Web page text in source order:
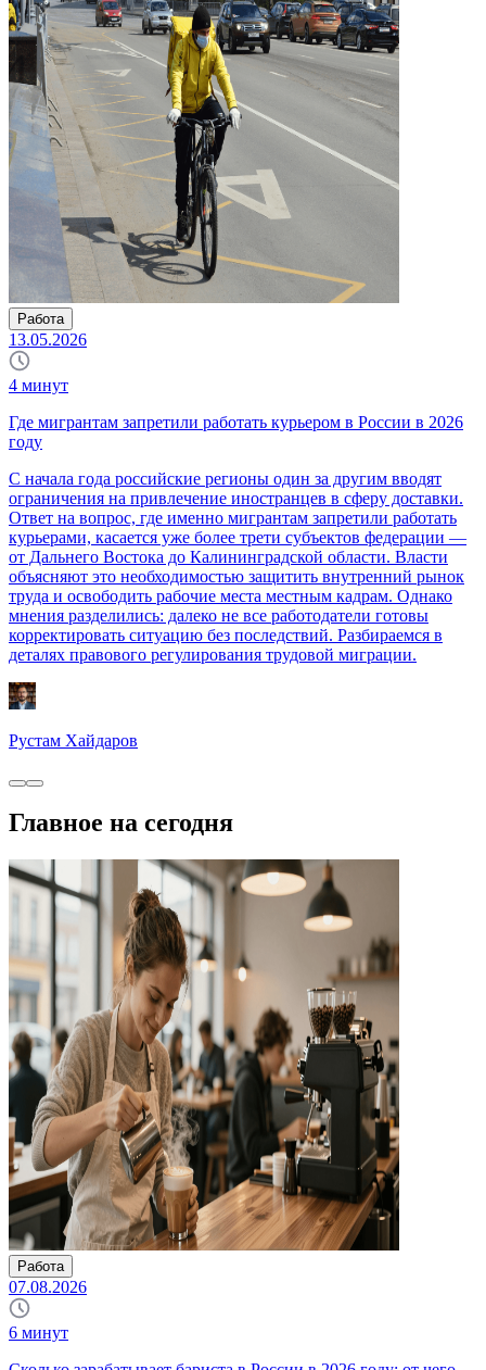
Работа
13.05.2026
4 минут
Где мигрантам запретили работать курьером в России в 2026
году
С начала года российские регионы один за другим вводят
ограничения на привлечение иностранцев в сферу доставки.
Ответ на вопрос, где именно мигрантам запретили работать
курьерами, касается уже более трети субъектов федерации —
от Дальнего Востока до Калининградской области. Власти
объясняют это необходимостью защитить внутренний рынок
труда и освободить рабочие места местным кадрам. Однако
мнения разделились: далеко не все работодатели готовы
корректировать ситуацию без последствий. Разбираемся в
деталях правового регулирования трудовой миграции.
Рустам Хайдаров
Главное на сегодня
Работа
07.08.2026
6 минут